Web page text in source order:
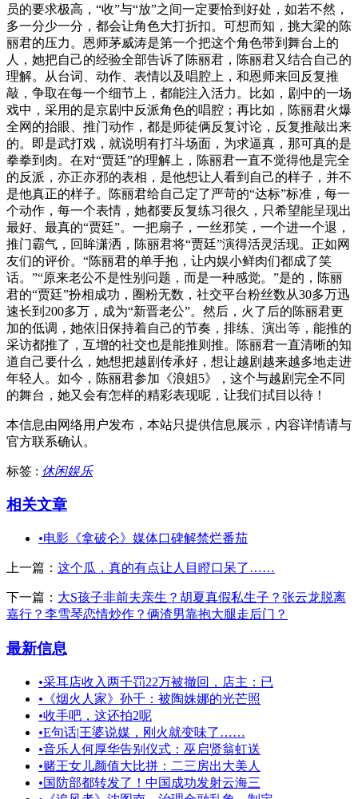
员的要求极高，“收”与“放”之间一定要恰到好处，如若不然，
多一分少一分，都会让角色大打折扣。可想而知，挑大梁的陈
丽君的压力。恩师茅威涛是第一个把这个角色带到舞台上的
人，她把自己的经验全部告诉了陈丽君，陈丽君又结合自己的
理解。从台词、动作、表情以及唱腔上，和恩师来回反复推
敲，争取在每一个细节上，都能注入活力。比如，剧中的一场
戏中，采用的是京剧中反派角色的唱腔；再比如，陈丽君火爆
全网的抬眼、推门动作，都是师徒俩反复讨论，反复推敲出来
的。即是武打戏，就说明有打斗场面，为求逼真，那可真的是
拳拳到肉。在对“贾廷”的理解上，陈丽君一直不觉得他是完全
的反派，亦正亦邪的表相，是他想让人看到自己的样子，并不
是他真正的样子。陈丽君给自己定了严苛的“达标”标准，每一
个动作，每一个表情，她都要反复练习很久，只希望能呈现出
最好、最真的“贾廷”。一把扇子，一丝邪笑，一个进一个退，
推门霸气，回眸潇洒，陈丽君将“贾廷”演得活灵活现。正如网
友们的评价。“陈丽君的单手抱，让内娱小鲜肉们都成了笑
话。”“原来老公不是性别问题，而是一种感觉。”是的，陈丽
君的“贾廷”扮相成功，圈粉无数，社交平台粉丝数从30多万迅
速长到200多万，成为“新晋老公”。然后，火了后的陈丽君更
加的低调，她依旧保持着自己的节奏，排练、演出等，能推的
采访都推了，互增的社交也是能推则推。陈丽君一直清晰的知
道自己要什么，她想把越剧传承好，想让越剧越来越多地走进
年轻人。如今，陈丽君参加《浪姐5》，这个与越剧完全不同
的舞台，她又会有怎样的精彩表现呢，让我们拭目以待！
本信息由网络用户发布， 本站只提供信息展示，内容详情请与
官方联系确认。
标签 : 休闲娱乐
相关文章
•电影《拿破仑》媒体口碑解禁烂番茄
上一篇： 这个瓜，真的有点让人目瞪口呆了……
下一篇： 大S孩子非前夫亲生？胡夏真假私生子？张云龙脱离
嘉行？李雪琴恋情炒作？俩渣男靠抱大腿走后门？
最新信息
•采耳店收入两千罚22万被撤回，店主：已
• 《烟火人家》孙千：被陶姝娜的光芒照
•收手吧，这还拍2呢
•E句话|王婆说媒，刚火就变味了……
•音乐人何厚华告别仪式：巫启贤翁虹送
•赌王女儿颜值大比拼：二三房出大美人
•国防部都转发了！中国成功发射云海三